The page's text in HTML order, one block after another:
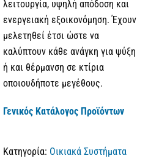
λειτουργία, υψηλή απόδοση και
ενεργειακή εξοικονόμηση. Έχουν
μελετηθεί έτσι ώστε να
καλύπτουν κάθε ανάγκη για ψύξη
ή και θέρμανση σε κτίρια
οποιουδήποτε μεγέθους.
Γενικός Κατάλογος Προϊόντων
Κατηγορία: Οικιακά Συστήματα